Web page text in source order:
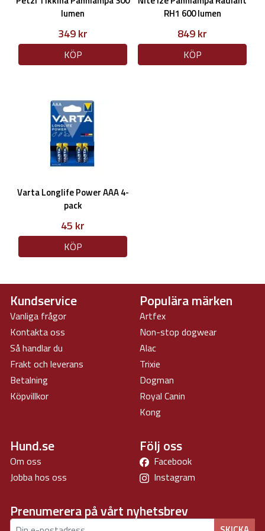
lumen
349 kr
KÖP
RH1 600 lumen
849 kr
KÖP
Varta Longlife Power AAA 4-
pack
45 kr
KÖP
Kundservice
Vanliga frågor
Kontakta oss
Så handlar du
Frakt och leverans
Betalning
Köpvillkor
Populära märken
Artfex
Non-stop dogwear
Alac
Trixie
Dogman
Royal Canin
Kong
Hund.se
Om oss
Jobba hos oss
Följ oss
Facebook
Instagram
Prenumerera på vårt nyhetsbrev